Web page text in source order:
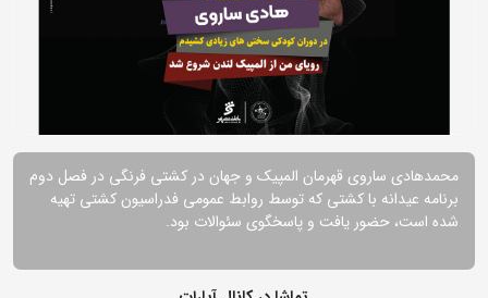
محمدهادی ساروی قهرمان المپیک و جهان در کشتی فرنگی در فصل دوم
برنامه عیدانه با کشتی که توسط روابط عمومی فدراسیون کشتی تهیه
شده است، حضور یافت و پاسخگوی سئوالات بود.